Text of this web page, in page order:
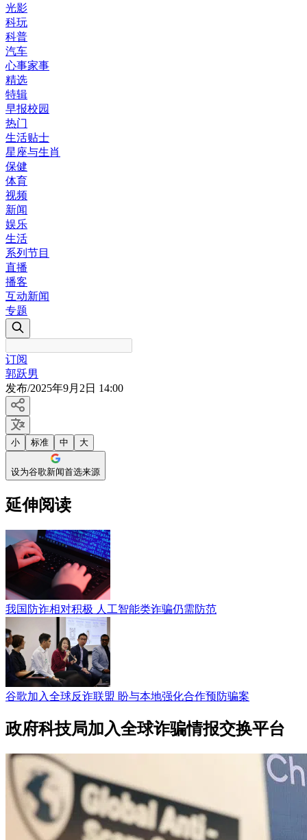
光影
科玩
科普
汽车
心事家事
精选
特辑
早报校园
热门
生活贴士
星座与生肖
保健
体育
视频
新闻
娱乐
生活
系列节目
直播
播客
互动新闻
专题
订阅
郭跃男
发布/2025年9月2日 14:00
小 标准 中 大
设为谷歌新闻首选来源
延伸阅读
我国防诈相对积极 人工智能类诈骗仍需防范
谷歌加入全球反诈联盟 盼与本地强化合作预防骗案
政府科技局加入全球诈骗情报交换平台